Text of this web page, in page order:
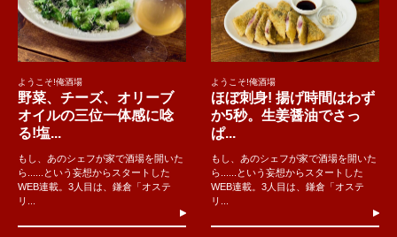
ようこそ!俺酒場
野菜、チーズ、オリーブ
オイルの三位一体感に唸
る!塩...
もし、あのシェフが家で酒場を開いた
ら......という妄想からスタートした
WEB連載。3人目は、鎌倉「オステ
リ...
ようこそ!俺酒場
ほぼ刺身! 揚げ時間はわず
か5秒。生姜醤油でさっ
ぱ...
もし、あのシェフが家で酒場を開いた
ら......という妄想からスタートした
WEB連載。3人目は、鎌倉「オステ
リ...